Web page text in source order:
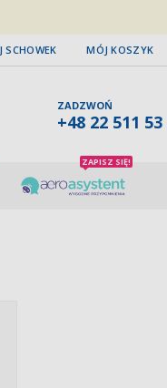
SCHOWEK MÓJ KOSZYK
ZADZWOŃ
+48 22 511 53
ZAPISZ SIĘ!